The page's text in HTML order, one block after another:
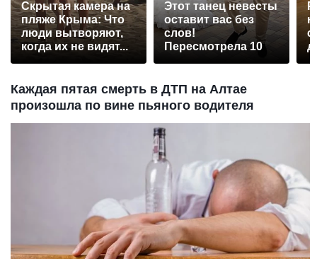
Скрытая камера на
пляже Крыма: Что
люди вытворяют,
когда их не видят...
Этот танец невесты
оставит вас без
слов!
Пересмотрела 10
Каждая пятая смерть в ДТП на Алтае
произошла по вине пьяного водителя